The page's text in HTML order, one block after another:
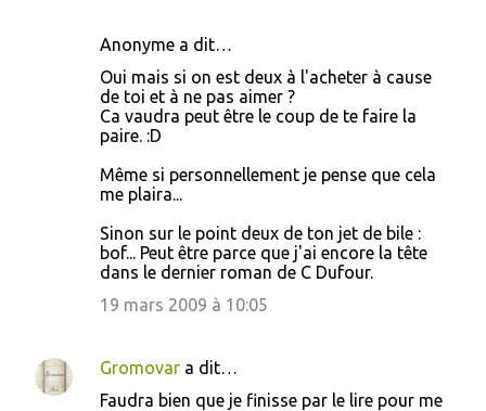
Anonyme a dit…
Oui mais si on est deux à l'acheter à cause
de toi et à ne pas aimer ?
Ca vaudra peut être le coup de te faire la
paire. :D
Même si personnellement je pense que cela
me plaira...
Sinon sur le point deux de ton jet de bile :
bof... Peut être parce que j'ai encore la tête
dans le dernier roman de C Dufour.
19 mars 2009 à 10:05
Gromovar a dit…
Faudra bien que je finisse par le lire pour me